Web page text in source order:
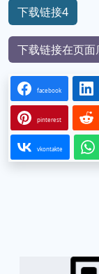
下载链接4
下载链接在页面
facebook
pinterest
vkontakte